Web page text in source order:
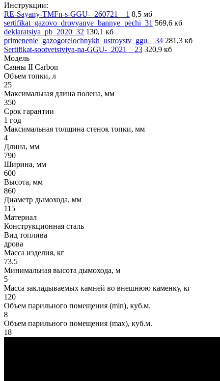
Инструкции:
RE-Sayany-TMFn-s-GGU-_260721__1 8,5 мб
sertifikat_gazovo_drovyanye_bannye_pechi_31 569,6 кб
deklaratsiya_pb_2020_32 130,1 кб
primenenie_gazogorelochnykh_ustroystv_ggu__34 281,3 кб
Sertifikat-sootvetstviya-na-GGU-_2021__23 320,9 кб
Модель
Саяны II Carbon
Объем топки, л
25
Максимальная длина полена, мм
350
Срок гарантии
1 год
Максимальная толщина стенок топки, мм
4
Длина, мм
790
Ширина, мм
600
Высота, мм
860
Диаметр дымохода, мм
115
Материал
Конструкционная сталь
Вид топлива
дрова
Масса изделия, кг
73.5
Минимальная высота дымохода, м
5
Масса закладываемых камней во внешнюю каменку, кг
120
Объем парильного помещения (min), куб.м.
8
Объем парильного помещения (max), куб.м.
18